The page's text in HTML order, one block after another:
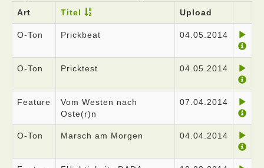
Art
Titel Upload
O-Ton Prickbeat 04.05.2014
O-Ton Pricktest 04.05.2014
Feature
Vom Westen nach
Oste(r)n
07.04.2014
O-Ton Marsch am Morgen 04.04.2014